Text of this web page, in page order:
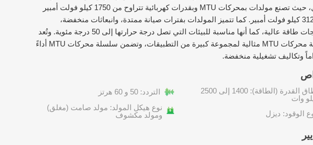
الديزل، حيث تصنع مولدات بمحركات MTU وبقدرات كهربائية تتراوح من 1750 كيلو فولت أمبير
إلى 3125 كيلو فولت أمبير. كما تتميز المولدات بفترات صيانة ممتدة، وانبعاثات منخفضة،
ومخرجات طاقة عالية، كما أنها مناسبة للبيئات التي تصل درجة حرارتها إلى 50 درجة مئوية. وتُعد
سلسلة محركات MTU مثالية لمجموعة كبيرة من التطبيقات، وتضمن سلسلة محركات MTU أداءً
وتكاليف تشغيلية منخفضة.
نطاق القدرة (الطاقة): 1400 إلى 2500
وات
الوقود: ديزل
التردد: 50 و 60 هرتز
نوع هيكل المولد: مولد صامت (مغلق)
ومولد مكشوف